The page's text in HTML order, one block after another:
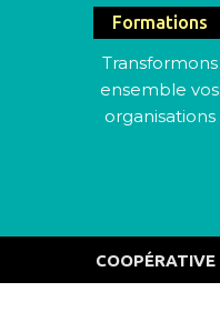
Formations
Transformons
ensemble vos
organisations
COOPÉRATIVE